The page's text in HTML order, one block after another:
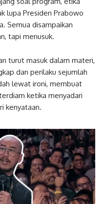
lupa Presiden Prabowo
Semua disampaikan
tapi menusuk.
turut masuk dalam materi,
dan perilaku sejumlah
lewat ironi, membuat
ketika menyadari
kenyataan.